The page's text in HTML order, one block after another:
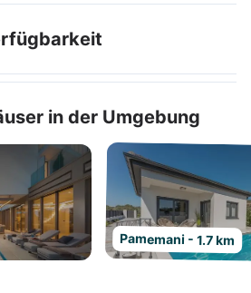
in der Umgebung
Pamemani - 1.7 km